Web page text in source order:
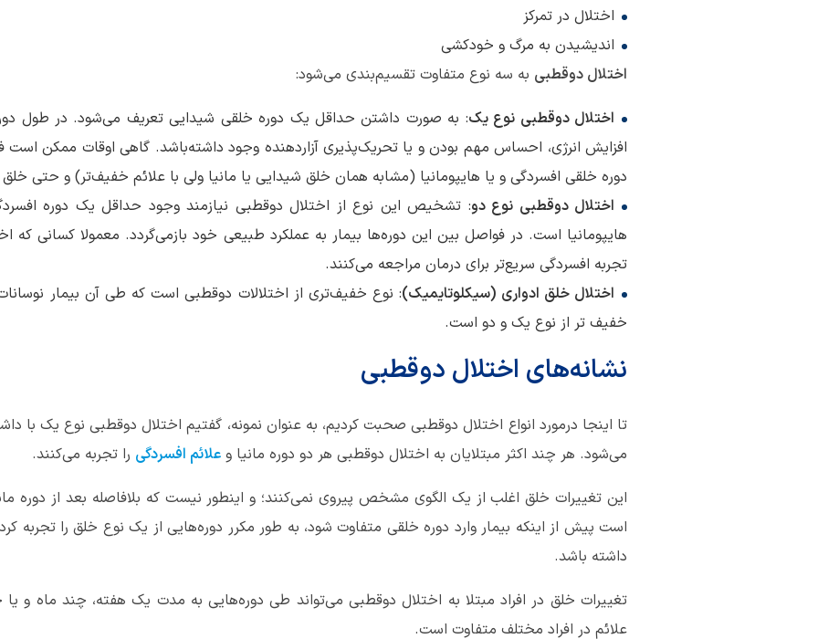
اختلال در تمرکز
اندیشیدن به مرگ و خودکشی
اختلال دوقطبی به سه نوع متفاوت تقسیم‌بندی می‌شود:
اختلال دوقطبی نوع یک: به صورت داشتن حداقل یک دوره خلقی شیدایی تعریف می‌شود. در طول
افزایش انرژی، احساس مهم بودن و یا تحریک‌پذیری آزاردهنده وجود داشته‌باشد. گاهی اوقات ممکن است
دوره خلقی افسردگی و یا هایپومانیا (مشابه همان خلق شیدایی یا مانیا ولی با علائم خفیف‌تر) و حتی
اختلال دوقطبی نوع دو: تشخیص این نوع از اختلال دوقطبی نیازمند وجود حداقل یک دوره
هایپومانیا است. در فواصل بین این دوره‌ها بیمار به عملکرد طبیعی خود بازمی‌گردد. معمولا کسانی که
تجربه افسردگی سریع‌تر برای درمان مراجعه می‌کنند.
اختلال خلق ادواری (سیکلوتایمیک): نوع خفیف‌تری از اختلالات دوقطبی است که طی آن بیمار
خفیف ‎تر از نوع یک و دو است.
نشانه‌های اختلال دوقطبی
تا اینجا درمورد انواع اختلال دوقطبی صحبت کردیم، به عنوان نمونه، گفتیم اختلال دوقطبی نوع یک
می‌شود. هر چند اکثر مبتلایان به اختلال دوقطبی هر دو دوره مانیا و علائم افسردگی را تجربه می‌کنند.
این تغییرات خلق اغلب از یک الگوی مشخص پیروی نمی‌کنند؛ و اینطور نیست که بلافاصله بعد از دوره
است پیش از اینکه بیمار وارد دوره خلقی متفاوت شود، به طور مکرر دوره‌هایی از یک نوع خلق را تجربه
داشته ‌باشد.
تغییرات خلق در افراد مبتلا به اختلال دوقطبی می‌تواند طی دوره‌هایی به مدت یک هفته، چند ماه و
علائم در افراد مختلف متفاوت است.